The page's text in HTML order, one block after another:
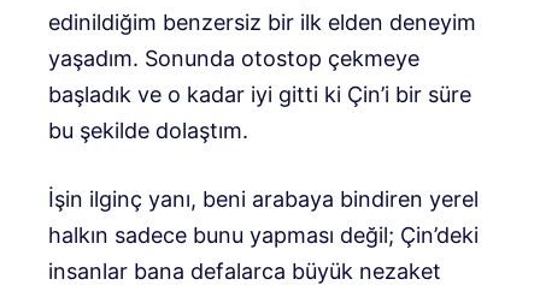
edinildiğim benzersiz bir ilk elden deneyim
yaşadım. Sonunda otostop çekmeye
başladık ve o kadar iyi gitti ki Çin’i bir süre
bu şekilde dolaştım.
İşin ilginç yanı, beni arabaya bindiren yerel
halkın sadece bunu yapması değil; Çin’deki
insanlar bana defalarca büyük nezaket